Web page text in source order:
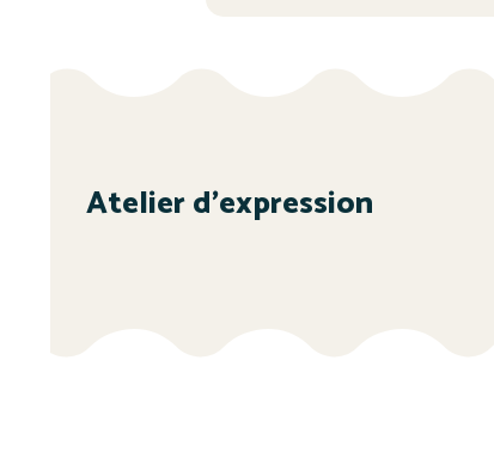
Atelier d’expression